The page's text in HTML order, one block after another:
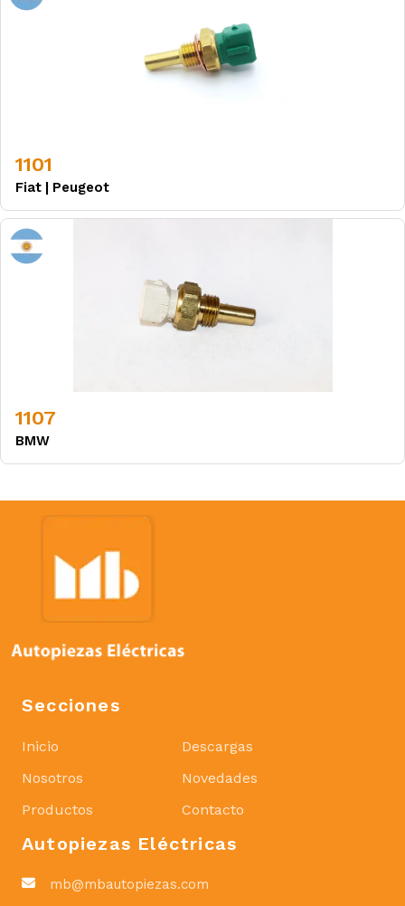
1101
Fiat | Peugeot
1107
BMW
Secciones
Inicio
Nosotros
Productos
Descargas
Novedades
Contacto
Autopiezas Eléctricas
mb@mbautopiezas.com